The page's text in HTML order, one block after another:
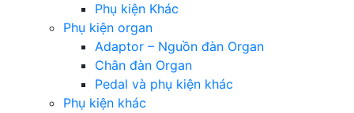
Phụ kiện Khác
Phụ kiện organ
Adaptor – Nguồn đàn Organ
Chân đàn Organ
Pedal và phụ kiện khác
Phụ kiện khác